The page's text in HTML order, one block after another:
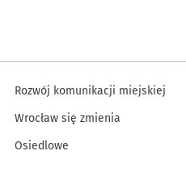
Rozwój komunikacji miejskiej
Wrocław się zmienia
Osiedlowe